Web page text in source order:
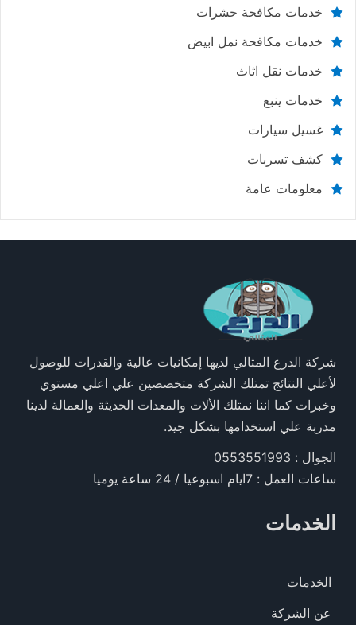
خدمات مكافحة حشرات
خدمات مكافحة نمل ابيض
خدمات نقل اثاث
خدمات ينبع
غسيل سيارات
كشف تسربات
معلومات عامة
شركة الدرع المثالي لديها إمكانيات عالية والقدرات للوصول
لأعلي النتائج تمتلك الشركة متخصصين علي اعلي مستوي
وخبرات كما اننا نمتلك الألات والمعدات الحديثة والعمالة لدينا
مدربة علي استخدامها بشكل جيد.
الجوال : 0553551993
ساعات العمل : 7ايام اسبوعيا / 24 ساعة يوميا
الخدمات
الخدمات
عن الشركة